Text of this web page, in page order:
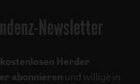
Newsletter
Herder
abonnieren und willige in